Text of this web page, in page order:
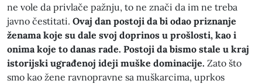
ne vole da privlače pažnju, to ne znači da im ne treba
javno čestitati. Ovaj dan postoji da bi odao priznanje
ženama koje su dale svoj doprinos u prošlosti, kao i
onima koje to danas rade. Postoji da bismo stale u kraj
istorijski ugrađenoj ideji muške dominacije. Zato što
smo kao žene ravnopravne sa muškarcima, uprkos